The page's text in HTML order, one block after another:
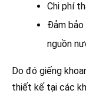
Chi phí
Đảm
nguồn
Do đó giếng
thiết kế tại các